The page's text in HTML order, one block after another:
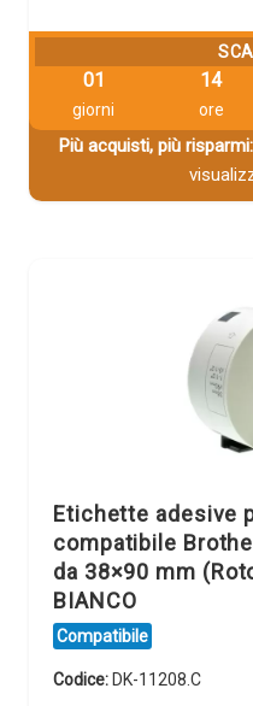
01
giorni
14
ore
Più acquisti, più risparmi:
Etichette adesive
compatibile
da 38×90 mm
BIANCO
Compatibile
Codice:DK-11208.C